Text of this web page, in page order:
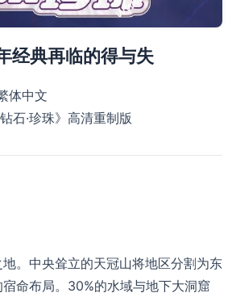
经典再临的得与失​
体中文
石·珍珠》高清重制版
。中央耸立的天冠山将地区分割为东
命布局。30%的水域与地下大洞窟